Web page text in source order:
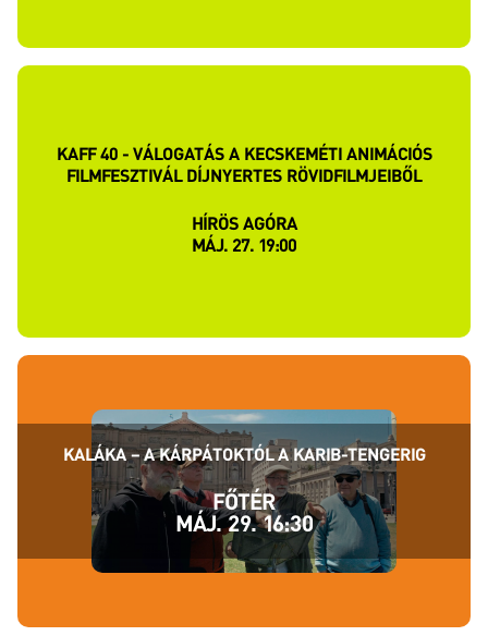
KAFF 40 - VÁLOGATÁS A KECSKEMÉTI ANIMÁCIÓS
FILMFESZTIVÁL DÍJNYERTES RÖVIDFILMJEIBŐL
HÍRÖS AGÓRA
MÁJ. 27. 19:00
KALÁKA – A KÁRPÁTOKTÓL A KARIB-TENGERIG
FŐTÉR
MÁJ. 29. 16:30